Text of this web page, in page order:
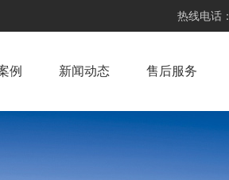
热线电话：
例 新闻动态 售后服务